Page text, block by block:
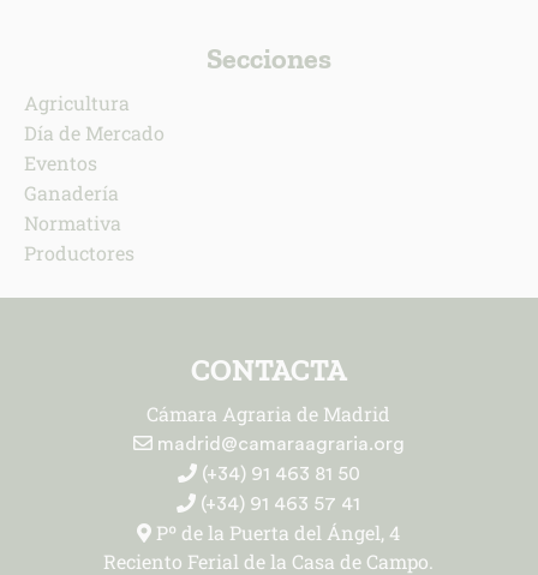
Secciones
Agricultura
Día de Mercado
Eventos
Ganadería
Normativa
Productores
CONTACTA
Cámara Agraria de Madrid
madrid@camaraagraria.org
(+34) 91 463 81 50
(+34) 91 463 57 41
Pº de la Puerta del Ángel, 4
Reciento Ferial de la Casa de Campo.